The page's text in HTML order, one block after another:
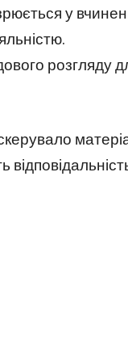
у
розгляду